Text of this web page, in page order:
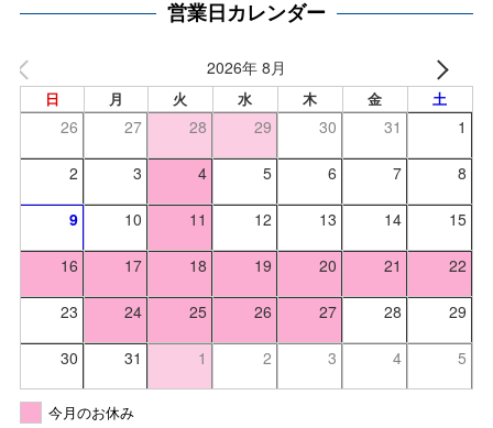
営業日カレンダー
2026年 8月
日 月 火 水 木 金 土
26 27 28 29 30 31 1
2 3 4 5 6 7 8
9 10 11 12 13 14 15
16 17 18 19 20 21 22
23 24 25 26 27 28 29
30 31 1 2 3 4 5
今月のお休み